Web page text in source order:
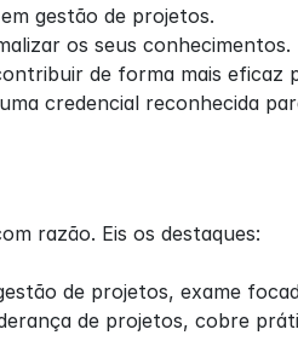
gestão de projetos.
os seus conhecimentos.
de forma mais eficaz
credencial reconhecida
razão. Eis os destaques:
de projetos, exame
de projetos, cobre